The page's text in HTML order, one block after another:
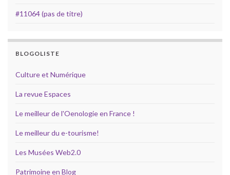
#11064 (pas de titre)
BLOGOLISTE
Culture et Numérique
La revue Espaces
Le meilleur de l'Oenologie en France !
Le meilleur du e-tourisme!
Les Musées Web2.0
Patrimoine en Blog